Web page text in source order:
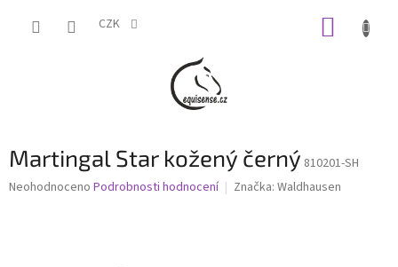
CZK
Martingal Star kožený černý 810201-SH
Průměrné
Neohodnoceno Podrobnosti hodnocení Značka: Waldhausen